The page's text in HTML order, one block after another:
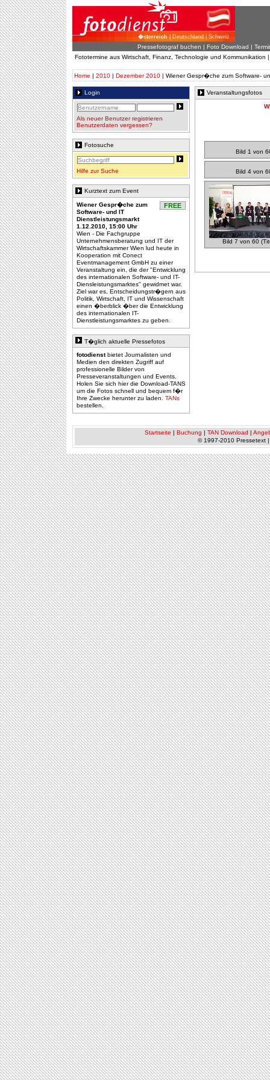
�sterreich| Deutschland | Schweiz
Pressefotograf buchen | Foto Download |
Fototermine aus Wirtschaft, Finanz, Technologie und Kommunikation
Home | 2010 | Dezember 2010 | Wiener Gespr�che zum Software-
Login
Als neuer Benutzer registrieren
Benutzerdaten vergessen?
Fotosuche
Hilfe zur Suche
Kurztext zum Event
FREE
Wiener Gespr�che zum
Software- und IT
Dienstleistungsmarkt
1.12.2010, 15:00 Uhr
Wien - Die Fachgruppe
Unternehmensberatung und IT der
Wirtschaftskammer Wien lud heute in
Kooperation mit Conect
Eventmanagement GmbH zu einer
Veranstaltung ein, die der "Entwicklung
des internationalen Software- und IT-
Diensleistungsmarktes" gewidmet war.
Ziel war es, Entscheidungstr�gern aus
Politik, Wirtschaft, IT und Wissenschaft
einen �berblick �ber die Entwicklung
des internationalen IT-
Dienstleistungsmarktes zu geben.
T�glich aktuelle Pressefotos
fotodienstbietet Journalisten und
Medien den direkten Zugriff auf
professionelle Bilder von
Presseveranstaltungen und Events.
Holen Sie sich hier die Download-TANS
um die Fotos schnell und bequem f�r
Ihre Zwecke herunter zu laden. TANs
bestellen.
Veranstaltungsfotos
Bild 1 von
Bild 4 von
Bild 7 von 60
Startseite | Buchung | TAN Download |
© 1997-2010 Pressetext